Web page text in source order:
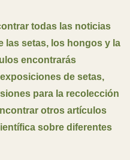
todas las noticias
las setas, los hongos y la
encontrarás
de setas,
para la recolección
otros artículos
sobre diferentes